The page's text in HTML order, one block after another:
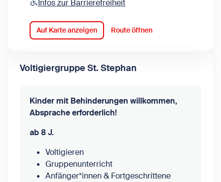
Infos zur Barrierefreiheit
Auf Karte anzeigen Route öffnen
Voltigiergruppe St. Stephan
Kinder mit Behinderungen willkommen,
Absprache erforderlich!
ab 8 J.
Voltigieren
Gruppenunterricht
Anfänger*innen & Fortgeschrittene